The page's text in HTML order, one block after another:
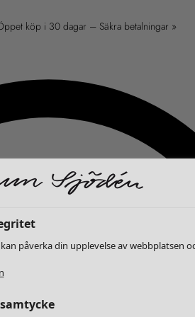
köp i 30 dagar – Säkra betalningar »
påverka din upplevelse av webbplatsen